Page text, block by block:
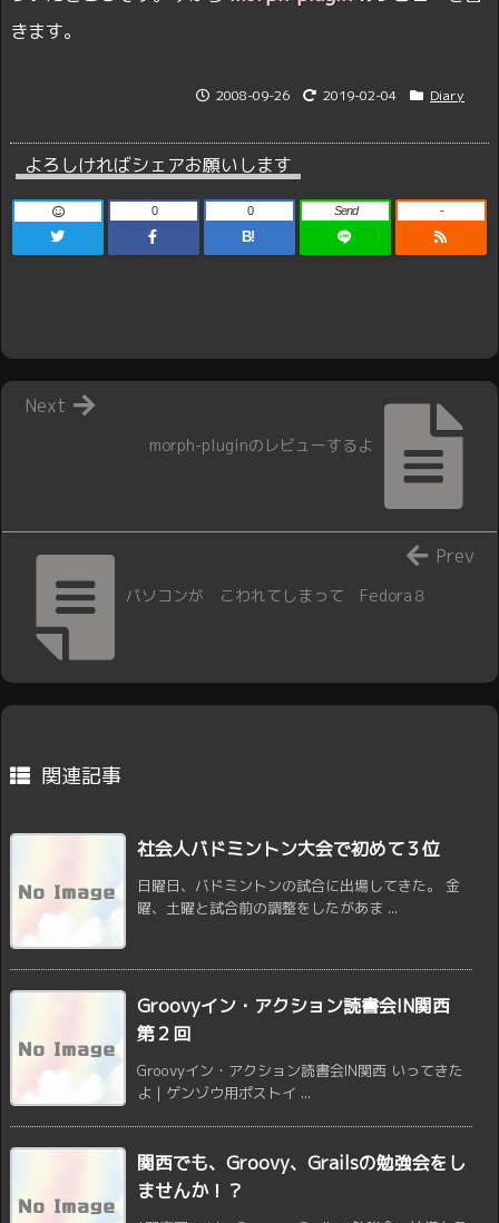
きます。
2008-09-26 2019-02-04 Diary
よろしければシェアお願いします
0
B!
0 Send -
morph-pluginのレビューするよ
Next
パソコンが こわれてしまって Fedora８
Prev
関連記事
社会人バドミントン大会で初めて３位
日曜日、バドミントンの試合に出場してきた。 金
曜、土曜と試合前の調整をしたがあま ...
Groovyイン・アクション読書会IN関西
第２回
Groovyイン・アクション読書会IN関西 いってきた
よ | ゲンゾウ用ポストイ ...
関西でも、Groovy、Grailsの勉強会をし
ませんか！？